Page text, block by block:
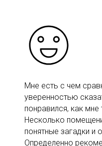
Мне есть с чем
уверенностью
понравился, как
Несколько
понятные загадки и
Определенно